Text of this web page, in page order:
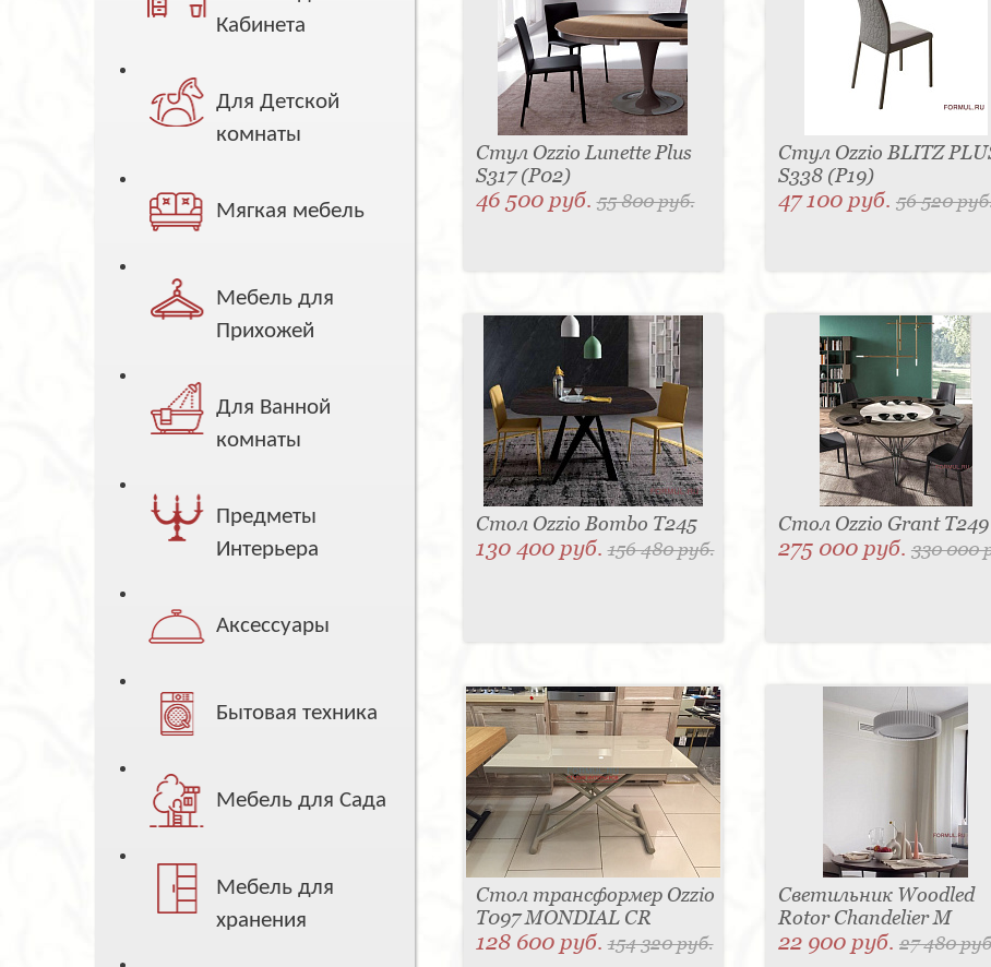
Кабинета
Для Детской
комнаты
Мягкая мебель
Мебель для
Прихожей
Для Ванной
комнаты
Предметы
Интерьера
Аксессуары
Бытовая техника
Мебель для Сада
Мебель для
хранения
Стул Ozzio Lunette Plus
S317 (P02)
46 500 руб.55 800 руб.
Стул Ozzio BLITZ
S338 (P19)
47 100 руб. 56 520
Стол Ozzio Bombo T245
130 400 руб.156 480 руб.
Стол Ozzio Grant T249
275 000 руб. 330 000
Стол трансформер Ozzio
T097 MONDIAL CR
128 600 руб.154 320 руб.
Светильник Woodled
Rotor Chandelier M
22 900 руб. 27 480